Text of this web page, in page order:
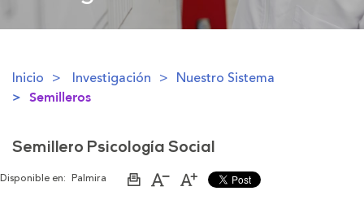
Inicio Investigación Nuestro Sistema
Semilleros
Semillero Psicología Social
Disponible en: Palmira
ImprimirAumentarDisminuir